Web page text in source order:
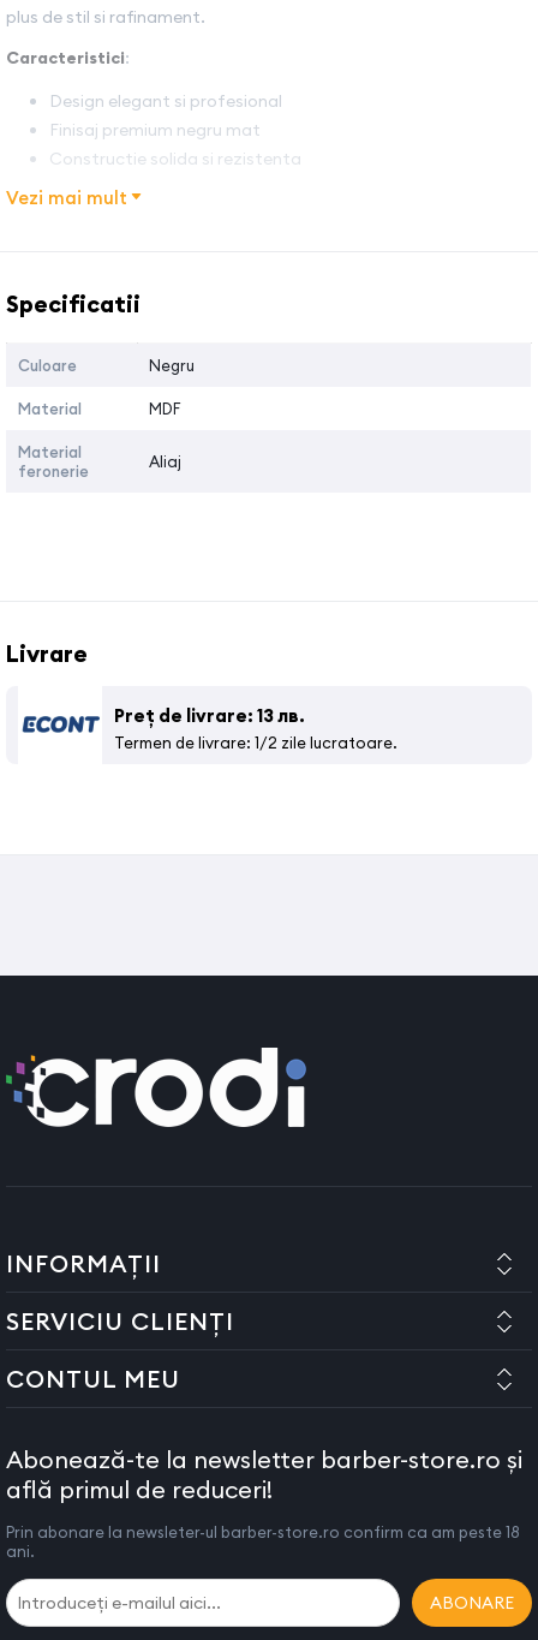
plus de stil si rafinament.
Caracteristici:
Design elegant si profesional
Finisaj premium negru mat
Constructie solida si rezistenta
Blat spatios pentru receptie si organizare
Dimensiuni: 140 cm x100 cm 53 cm
Ofera organizare eficienta in zona de receptie
Vezi mai mult
Specificatii
Culoare Negru
Material MDF
Material
feronerie
Aliaj
Livrare
Preț de livrare: 13 лв.
Termen de livrare: 1/2 zile lucratoare.
INFORMAȚII
SERVICIU CLIENȚI
CONTUL MEU
Abonează-te la newsletter barber-store.ro și
află primul de reduceri!
Prin abonare la newsleter-ul barber-store.ro confirm ca am peste 18
ani.
ABONARE